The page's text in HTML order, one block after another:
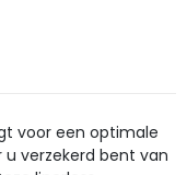
voor een optimale
u verzekerd bent van